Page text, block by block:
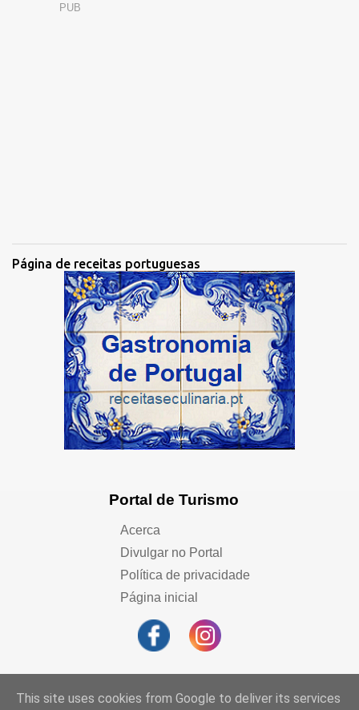
PUB
Página de receitas portuguesas
Portal de Turismo
Acerca
Divulgar no Portal
Política de privacidade
Página inicial
This site uses cookies from Google to deliver its services